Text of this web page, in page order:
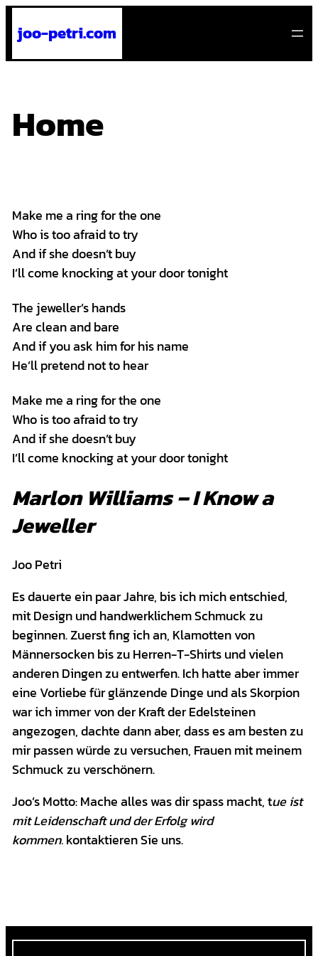
joo-petri.com
Home
Make me a ring for the one
Who is too afraid to try
And if she doesn’t buy
I’ll come knocking at your door tonight
The jeweller’s hands
Are clean and bare
And if you ask him for his name
He’ll pretend not to hear
Make me a ring for the one
Who is too afraid to try
And if she doesn’t buy
I’ll come knocking at your door tonight
Marlon Williams – I Know a
Jeweller
Joo Petri
Es dauerte ein paar Jahre, bis ich mich entschied,
mit Design und handwerklichem Schmuck zu
beginnen. Zuerst fing ich an, Klamotten von
Männersocken bis zu Herren-T-Shirts und vielen
anderen Dingen zu entwerfen. Ich hatte aber immer
eine Vorliebe für glänzende Dinge und als Skorpion
war ich immer von der Kraft der Edelsteinen ​​
angezogen, dachte dann aber, dass es am besten zu
mir passen würde zu versuchen, Frauen mit meinem
Schmuck zu verschönern.
Joo’s Motto: Mache alles was dir spass macht, tue ist
mit Leidenschaft und der Erfolg wird
kommen.kontaktieren Sie uns.